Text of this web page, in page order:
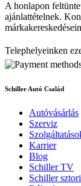
A honlapon
ajánlattételnek.
Telephelyeinken
Schiller Autó Család
Autóvásárlás
Szerviz
Karrier
Blog
Schiller TV
Schiller sztori